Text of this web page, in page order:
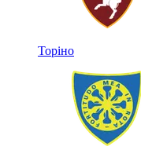
Торіно